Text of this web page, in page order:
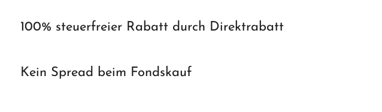
100% steuerfreier Rabatt durch Direktrabatt
Kein Spread beim Fondskauf